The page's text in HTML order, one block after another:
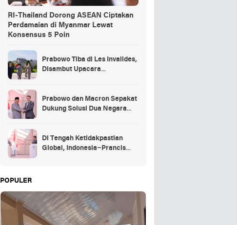
RI-Thailand Dorong ASEAN Ciptakan
Perdamaian di Myanmar Lewat
Konsensus 5 Poin
Prabowo Tiba di Les Invalides,
Disambut Upacara
Prabowo dan Macron Sepakat
Dukung Solusi Dua Negara
Di Tengah Ketidakpastian
Global, Indonesia–Prancis
POPULER